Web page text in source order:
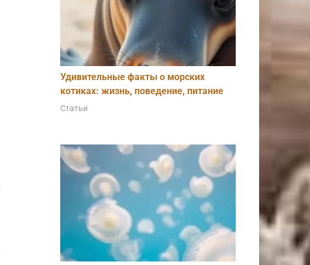
Удивительные факты о морских
котиках: жизнь, поведение, питание
Статьи